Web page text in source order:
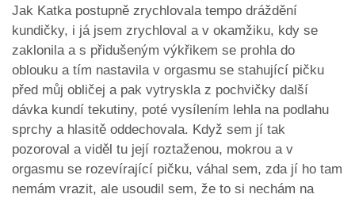
Jak Katka postupně zrychlovala tempo dráždění
kundičky, i já jsem zrychloval a v okamžiku, kdy se
zaklonila a s přidušeným výkřikem se prohla do
oblouku a tím nastavila v orgasmu se stahující pičku
před můj obličej a pak vytryskla z pochvičky další
dávka kundí tekutiny, poté vysílením lehla na podlahu
sprchy a hlasitě oddechovala. Když sem jí tak
pozoroval a viděl tu její roztaženou, mokrou a v
orgasmu se rozevírající pičku, váhal sem, zda jí ho tam
nemám vrazit, ale usoudil sem, že to si nechám na